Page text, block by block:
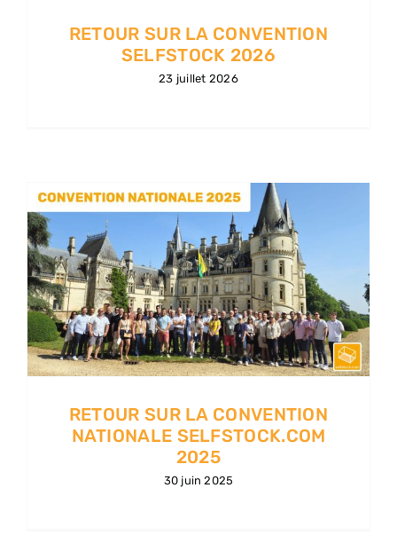
RETOUR SUR LA CONVENTION
SELFSTOCK 2026
23 juillet 2026
RETOUR SUR LA CONVENTION
NATIONALE SELFSTOCK.COM
2025
30 juin 2025